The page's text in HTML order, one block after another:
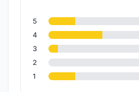
5
4
3
2
1